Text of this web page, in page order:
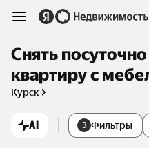
Снять
квартиру с
Курск
AI 3 Фильтры